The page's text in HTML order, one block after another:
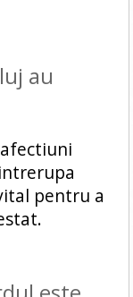
au
pentru a